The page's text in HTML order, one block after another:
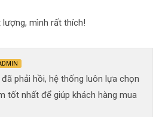
lượng, mình rất thích!
phải hồi, hệ thống luôn lựa chọn
tốt nhất để giúp khách hàng mua